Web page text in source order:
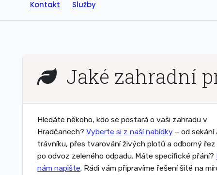
Kontakt Služby
Jaké zahradní
Hledáte někoho, kdo se postará o vaši zahradu v
Hradčanech? Vyberte si z naší nabídky – od sekání
trávníku, přes tvarování živých plotů a odborný
po odvoz zeleného odpadu. Máte specifické přání?
nám napište. Rádi vám připravíme řešení šité na